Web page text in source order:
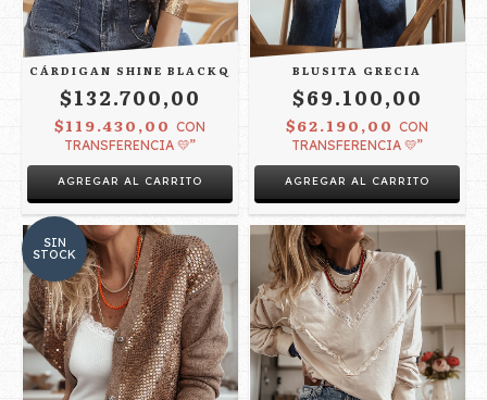
CÁRDIGAN SHINE BLACKQ
$132.700,00
$119.430,00 CON
TRANSFERENCIA 💛”
AGREGAR AL CARRITO
BLUSITA GRECIA
$69.100,00
$62.190,00 CON
TRANSFERENCIA 💛”
AGREGAR AL CARRITO
SIN
STOCK